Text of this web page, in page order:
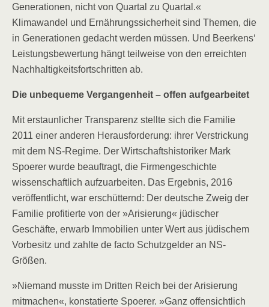
Generationen, nicht von Quartal zu Quartal.«
Klimawandel und Ernährungssicherheit sind Themen, die
in Generationen gedacht werden müssen. Und Beerkens‘
Leistungsbewertung hängt teilweise von den erreichten
Nachhaltigkeitsfortschritten ab.
Die unbequeme Vergangenheit – offen aufgearbeitet
Mit erstaunlicher Transparenz stellte sich die Familie
2011 einer anderen Herausforderung: ihrer Verstrickung
mit dem NS-Regime. Der Wirtschaftshistoriker Mark
Spoerer wurde beauftragt, die Firmengeschichte
wissenschaftlich aufzuarbeiten. Das Ergebnis, 2016
veröffentlicht, war erschütternd: Der deutsche Zweig der
Familie profitierte von der »Arisierung« jüdischer
Geschäfte, erwarb Immobilien unter Wert aus jüdischem
Vorbesitz und zahlte de facto Schutzgelder an NS-
Größen.
»Niemand musste im Dritten Reich bei der Arisierung
mitmachen«, konstatierte Spoerer. »Ganz offensichtlich